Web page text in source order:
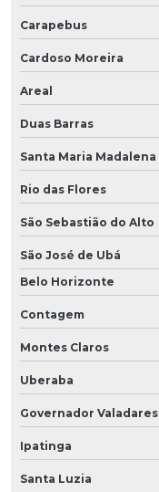
Carapebus
Cardoso Moreira
Areal
Duas Barras
Santa Maria Madalena
Rio das Flores
São Sebastião do Alto
São José de Ubá
Belo Horizonte
Contagem
Montes Claros
Uberaba
Governador Valadares
Ipatinga
Santa Luzia